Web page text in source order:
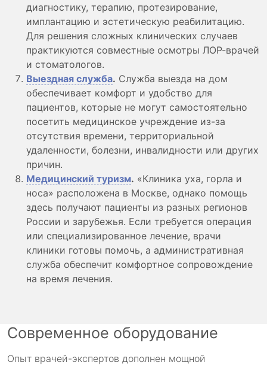
диагностику, терапию, протезирование,
имплантацию и эстетическую реабилитацию.
Для решения сложных клинических случаев
практикуются совместные осмотры ЛОР-врачей
и стоматологов.
Выездная служба. Служба выезда на дом
обеспечивает комфорт и удобство для
пациентов, которые не могут самостоятельно
посетить медицинское учреждение из-за
отсутствия времени, территориальной
удаленности, болезни, инвалидности или других
причин.
Медицинский туризм. «Клиника уха, горла и
носа» расположена в Москве, однако помощь
здесь получают пациенты из разных регионов
России и зарубежья. Если требуется операция
или специализированное лечение, врачи
клиники готовы помочь, а административная
служба обеспечит комфортное сопровождение
на время лечения.
Современное оборудование
Опыт врачей-экспертов дополнен мощной